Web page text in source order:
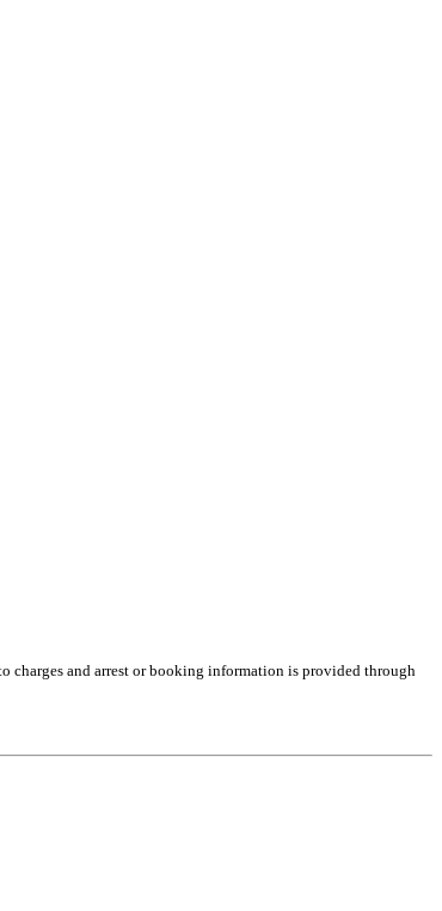
charges and arrest or booking information is provided through